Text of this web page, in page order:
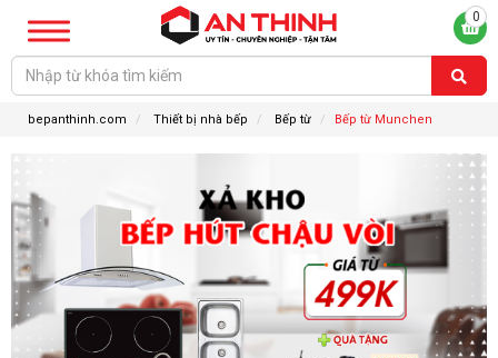
0
bepanthinh.com Thiết bị nhà bếp Bếp từ Bếp từ Munchen